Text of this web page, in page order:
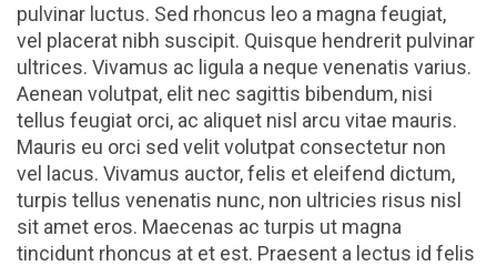
pulvinar luctus. Sed rhoncus leo a magna feugiat,
vel placerat nibh suscipit. Quisque hendrerit pulvinar
ultrices. Vivamus ac ligula a neque venenatis varius.
Aenean volutpat, elit nec sagittis bibendum, nisi
tellus feugiat orci, ac aliquet nisl arcu vitae mauris.
Mauris eu orci sed velit volutpat consectetur non
vel lacus. Vivamus auctor, felis et eleifend dictum,
turpis tellus venenatis nunc, non ultricies risus nisl
sit amet eros. Maecenas ac turpis ut magna
tincidunt rhoncus at et est. Praesent a lectus id felis